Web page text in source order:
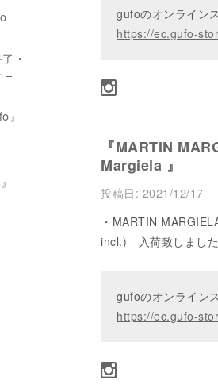
gufoのオンライン
https://ec.gufo-
『MARTIN
Margiela 』
投稿日: 2021/12/17
・MARTIN
incl.) 入荷致しまし
gufoのオンライン
https://ec.gufo-
・
–
』